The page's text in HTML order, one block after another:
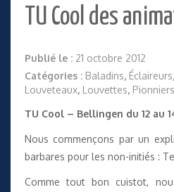
TU Cool des
Publié le : 21 octobre 2012
Catégories : Baladins, Éclaireurs,
Louveteaux, Louvettes, Pionniers
TU Cool – Bellingen du 12 au
Nous commençons par un
barbares pour les non-initiés :
Comme tout bon cuistot,